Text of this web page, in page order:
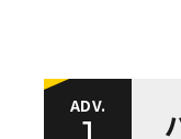
ADV.